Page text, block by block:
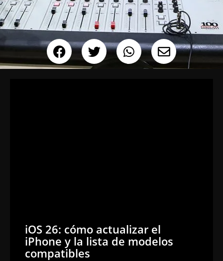
iOS 26: cómo actualizar el
iPhone y la lista de modelos
compatibles